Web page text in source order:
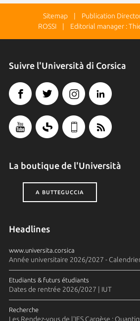
Sitemap | Publication Director
ROSSI | Editorial manager :
Suivre l'Università di Corsica
La boutique de l'Università
A BUTTEGUCCIA
Headlines
www.universita.corsica
Année universitaire 2026/2027 -
Etudiants & futurs étudiants
Dates de rentrée 2026/2027 | IUT
Recherche
Les Rendez-vous de l'IES Cargèse :